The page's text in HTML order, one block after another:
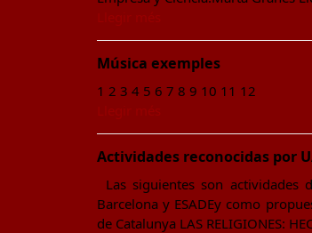
Música exemples
1 2 3 4 5 6 7 8 9 10 11 12
Actividades reconocidas por
Las siguientes son actividades
Barcelona y ESADEy como
de Catalunya LAS RELIGIONES: